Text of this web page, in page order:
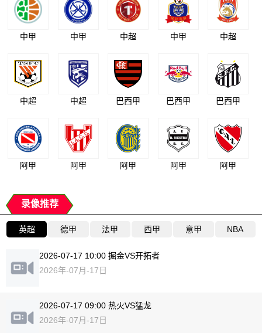
中甲 中甲 中超 中甲 中超
中超 中超 巴西甲 巴西甲 巴西甲
阿甲 阿甲 阿甲 阿甲 阿甲
录像推荐
英超 德甲 法甲 西甲 意甲 NBA
2026-07-17 10:00 掘金VS开拓者
2026年-07月-17日
2026-07-17 09:00 热火VS猛龙
2026年-07月-17日